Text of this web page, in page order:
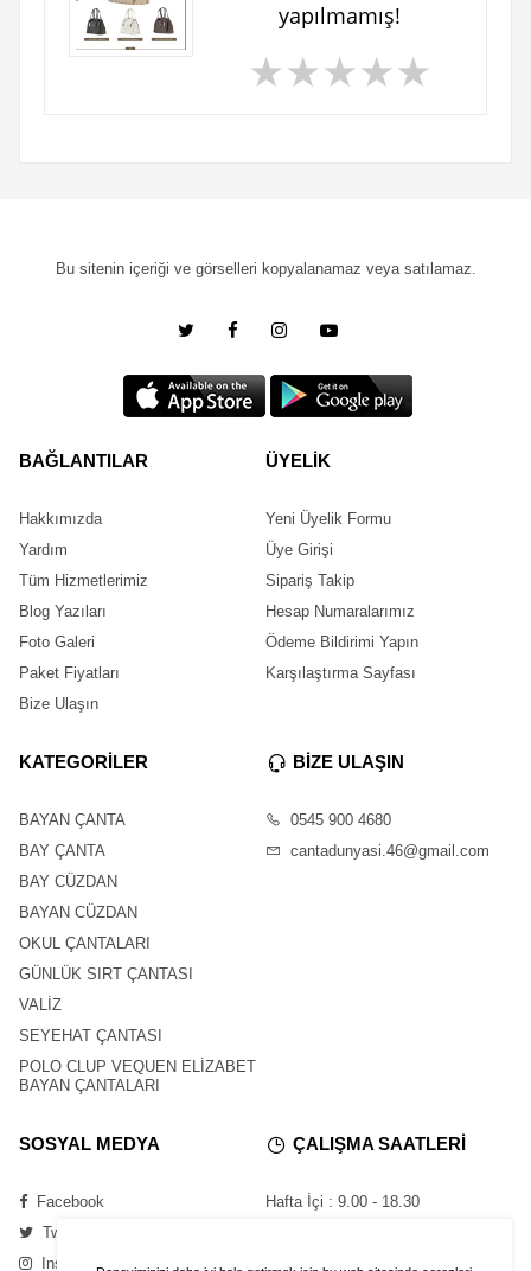
yapılmamış!
★★★★★
Bu sitenin içeriği ve görselleri kopyalanamaz veya satılamaz.
BAĞLANTILAR
Hakkımızda
Yardım
Tüm Hizmetlerimiz
Blog Yazıları
Foto Galeri
Paket Fiyatları
Bize Ulaşın
ÜYELİK
Yeni Üyelik Formu
Üye Girişi
Sipariş Takip
Hesap Numaralarımız
Ödeme Bildirimi Yapın
Karşılaştırma Sayfası
KATEGORİLER
BAYAN ÇANTA
BAY ÇANTA
BAY CÜZDAN
BAYAN CÜZDAN
OKUL ÇANTALARI
GÜNLÜK SIRT ÇANTASI
VALİZ
SEYEHAT ÇANTASI
POLO CLUP VEQUEN ELİZABET
BAYAN ÇANTALARI
BİZE ULAŞIN
0545 900 4680
cantadunyasi.46@gmail.com
SOSYAL MEDYA
Facebook
Twitter
Instagram
ÇALIŞMA SAATLERİ
Hafta İçi : 9.00 - 18.30
Pazar : Kapalı